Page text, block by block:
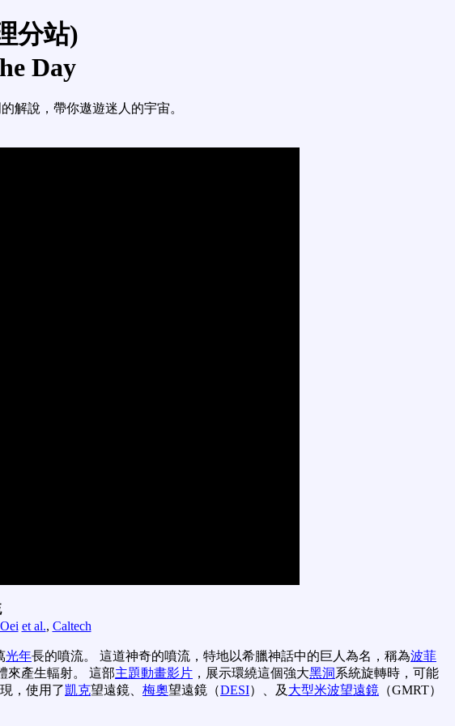
分站)
Day
解說，帶你遨遊迷人的宇宙。
et al., Caltech
光年長的噴流。 這道神奇的噴流，特地以希臘神話中的巨人為名，稱為波菲
來產生輻射。 這部主題動畫影片 ，展示環繞這個強大黑洞系統旋轉時，可能
，使用了凱克望遠鏡、 梅奧望遠鏡（DESI）、及 大型米波望遠鏡 （GMRT）